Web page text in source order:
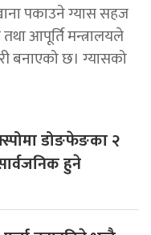
पकाउने ग्यास सहज
आपूर्ति मन्त्रालयले
बनाएको छ। ग्यासको
डोङफेङका २
हुने